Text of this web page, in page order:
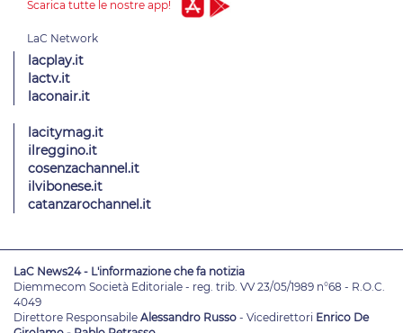
Scarica tutte le nostre app!
lacplay.it
lactv.it
laconair.it
lacitymag.it
ilreggino.it
cosenzachannel.it
ilvibonese.it
catanzarochannel.it
LaC News24 - L'informazione che fa notizia
Diemmecom Società Editoriale - reg. trib. VV 23/05/1989 n°68 - R.O.C.
4049
Direttore Responsabile Alessandro Russo - Vicedirettori Enrico De